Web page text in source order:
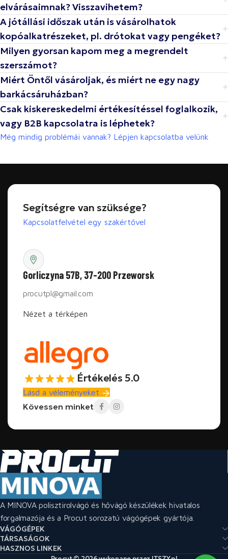
elvárásaimnak? Visszavihetem?
A jótállási időszak után is vásárolhatok
kopóalkatrészeket, pl. drótokat vagy pengéket?
Milyen gyorsan kapom meg a megrendelt
szerszámot?
Miért Öntől vásároljak, és miért ne egy nagy
barkácsáruházban?
Csak kiskereskedelmi értékesítéssel foglalkozik,
vagy B2B kapcsolatra is léphetek?
Még mindig problémái vannak? Lépjen kapcsolatba velünk
Segítségre van szüksége?
Kapcsolatfelvétel egy szakértővel
Gorliczyna 57B, 37-200 Przeworsk
procutpl@gmail.com
Nézet a térképen
Értékelés 5.0
Lásd a véleményeket
Kövessen minket
A MINOVA polisztirolvágó és hővágó készülékek hivatalos
forgalmazója és a Procut sorozatú vágógépek gyártója.
VÁGÓGÉPEK
TÁRSASÁGOK
HASZNOS LINKEK